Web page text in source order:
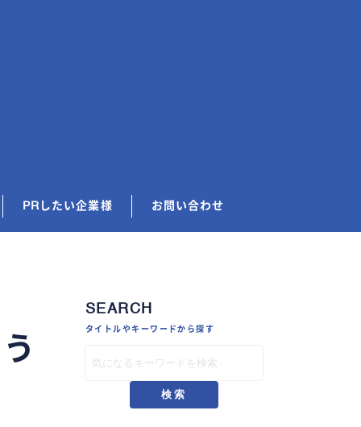
PRしたい企業様 お問い合わせ
SEARCH
タイトルやキーワードから探す
検索